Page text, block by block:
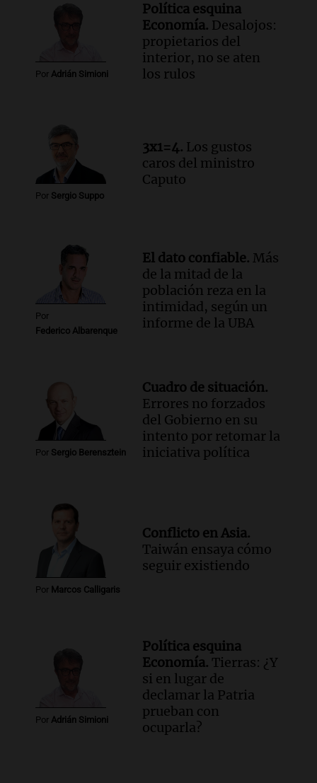
Audio.
Chile planteó mejorar la
conectividad fronteriza, aérea y digital
Panorama Federal
Episodios
proteínas
Una mañana para todos
Episodios
Por Adrián Simioni
Política esquina
Economía. Desalojos:
propietarios del
interior, no se aten
los rulos
Por Sergio Suppo
3x1=4. Los gustos
caros del ministro
Caputo
Por
Federico Albarenque
El dato confiable. Más
de la mitad de la
población reza en la
intimidad, según un
informe de la UBA
Por Sergio Berensztein
Cuadro de situación.
Errores no forzados
del Gobierno en su
intento por retomar la
iniciativa política
Por Marcos Calligaris
Conflicto en Asia.
Taiwán ensaya cómo
seguir existiendo
Por Adrián Simioni
Política esquina
Economía. Tierras: ¿Y
si en lugar de
declamar la Patria
prueban con
ocuparla?